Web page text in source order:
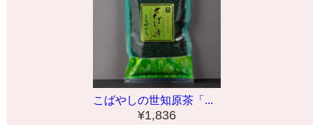
こばやしの世知原茶「...
¥1,836